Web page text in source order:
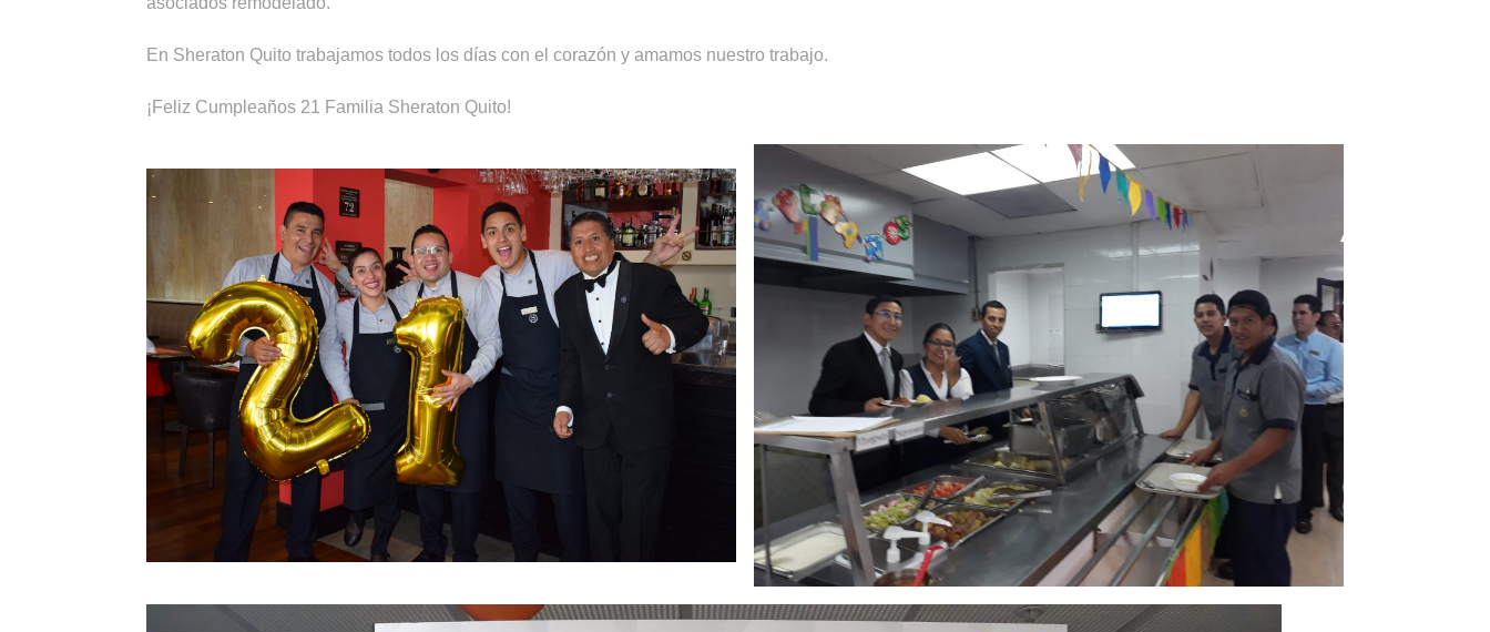
En Sheraton Quito trabajamos todos los días con el corazón y amamos nuestro trabajo.
¡Feliz Cumpleaños 21 Familia Sheraton Quito!